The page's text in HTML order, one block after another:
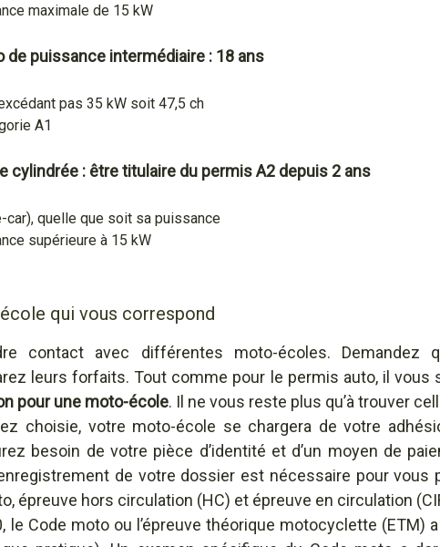
maximale de 15 kW
de puissance intermédiaire : 18 ans
pas 35 kW soit 47,5 ch
A1
cylindrée : être titulaire du permis A2 depuis 2 ans
quelle que soit sa puissance
supérieure à 15 kW
qui vous correspond
contact avec différentes moto-écoles. Demandez
leurs forfaits. Tout comme pour le permis auto, il vous
pour une moto-école. Il ne vous reste plus qu’à trouver
choisie, votre moto-école se chargera de votre
besoin de votre pièce d’identité et d’un moyen de
de votre dossier est nécessaire pour
épreuve hors circulation (HC) et épreuve en circulation
le Code moto ou l’épreuve théorique motocyclette (ETM)